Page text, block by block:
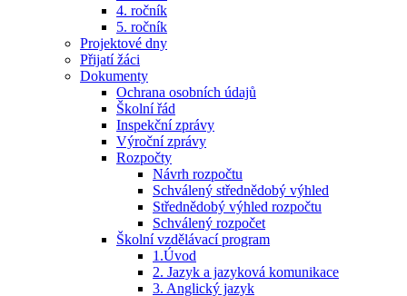
4. ročník
5. ročník
Projektové dny
Přijatí žáci
Dokumenty
Ochrana osobních údajů
Školní řád
Inspekční zprávy
Výroční zprávy
Rozpočty
Návrh rozpočtu
Schválený střednědobý výhled
Střednědobý výhled rozpočtu
Schválený rozpočet
Školní vzdělávací program
1.Úvod
2. Jazyk a jazyková komunikace
3. Anglický jazyk